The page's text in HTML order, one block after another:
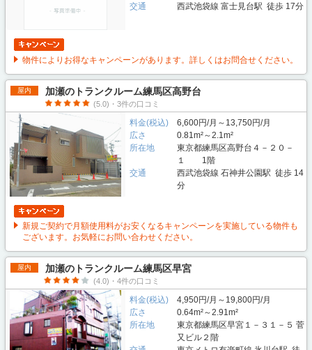
交通
西武池袋線 富士見台駅 徒歩 17分
物件によりお得なキャンペーンがあります。詳しくはお問合せください。
屋内 加瀬のトランクルーム練馬区高野台
(5.0)・3件の口コミ
料金(税込)
6,600円/月～13,750円/月
広さ
0.81m²～2.1m²
所在地
東京都練馬区高野台４－２０－
１ 1階
交通
西武池袋線 石神井公園駅 徒歩 14
分
新規ご契約で月額使用料がお安くなるキャンペーンを実施している物件も
ございます。お気軽にお問い合わせください。
屋内 加瀬のトランクルーム練馬区早宮
(4.0)・4件の口コミ
料金(税込)
4,950円/月～19,800円/月
広さ
0.64m²～2.91m²
所在地
東京都練馬区早宮１－３１－５ 菅
又ビル２階